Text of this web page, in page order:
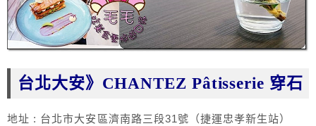
台北大安》 CHANTEZ Pâtisserie 穿石
地址 : 台北市大安區濟南路三段31號（捷運忠孝新生站）